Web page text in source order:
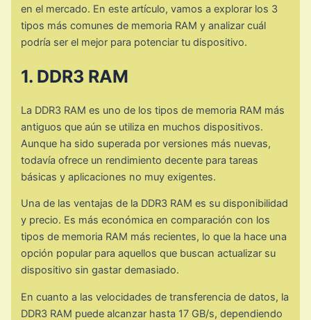
en el mercado. En este artículo, vamos a explorar los 3
tipos más comunes de memoria RAM y analizar cuál
podría ser el mejor para potenciar tu dispositivo.
1. DDR3 RAM
La DDR3 RAM es uno de los tipos de memoria RAM más
antiguos que aún se utiliza en muchos dispositivos.
Aunque ha sido superada por versiones más nuevas,
todavía ofrece un rendimiento decente para tareas
básicas y aplicaciones no muy exigentes.
Una de las ventajas de la DDR3 RAM es su disponibilidad
y precio. Es más económica en comparación con los
tipos de memoria RAM más recientes, lo que la hace una
opción popular para aquellos que buscan actualizar su
dispositivo sin gastar demasiado.
En cuanto a las velocidades de transferencia de datos, la
DDR3 RAM puede alcanzar hasta 17 GB/s, dependiendo